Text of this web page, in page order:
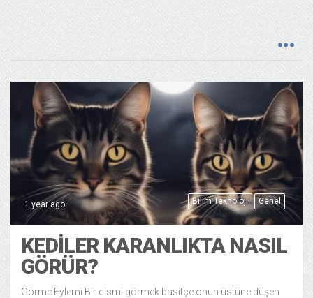
Bilim Teknoloji Genel
1 year ago
KEDILER KARANLIKTA NASIL
GÖRÜR?
Görme Eylemi Bir cismi görmek basitçe onun üstüne düşen